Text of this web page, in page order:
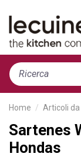
Home Articoli
Sartenes
Hondas